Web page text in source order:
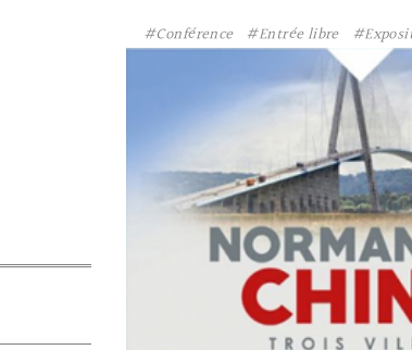
#Conférence
#Entrée libre